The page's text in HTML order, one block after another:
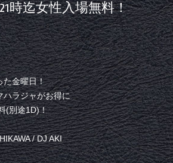
時迄女性入場無料！
た金曜日！
ハラジャがお得に
(別途1D)！
/ DJ AKI